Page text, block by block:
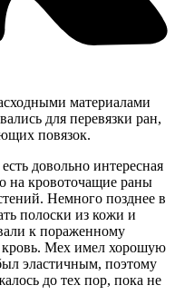
материалами
для перевязки ран,
повязок.
довольно интересная
на кровоточащие раны
Немного позднее в
полоски из кожи и
к пораженному
кровь. Мех имел хорошую
эластичным, поэтому
до тех пор, пока не